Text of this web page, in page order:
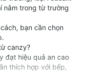
nằm trong từ trường
bạn cần chọn
canzy?
đạt hiệu quả an cao
thích hợp với bếp,